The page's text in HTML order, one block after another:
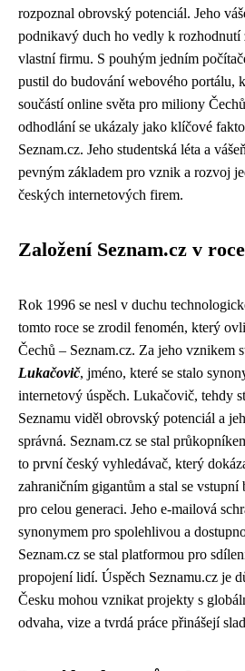
rozpoznal obrovský potenciál. Jeho
podnikavý duch ho vedly k rozhodnutí
vlastní firmu. S pouhým jedním
pustil do budování webového portálu,
součástí online světa pro miliony
odhodlání se ukázaly jako klíčové
Seznam.cz. Jeho studentská léta a
pevným základem pro vznik a rozvoj
českých internetových firem.
Založení Seznam.cz v
Rok 1996 se nesl v duchu
tomto roce se zrodil fenomén, který
Čechů – Seznam.cz. Za jeho vznikem
Lukačovič, jméno, které se stalo
internetový úspěch. Lukačovič, tehdy
Seznamu viděl obrovský potenciál a
správná. Seznam.cz se stal
to první český vyhledávač, který
zahraničním gigantům a stal se vstupní
pro celou generaci. Jeho e-mailová
synonymem pro spolehlivou a
Seznam.cz se stal platformou pro
propojení lidí. Úspěch Seznamu.cz je
Česku mohou vznikat projekty s
odvaha, vize a tvrdá práce přinášejí